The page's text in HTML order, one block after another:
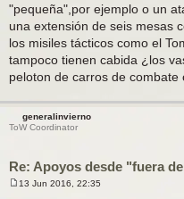
"pequeña",por ejemplo o un
una extensión de seis mesas
los misiles tácticos como el
tampoco tienen cabida ¿los
peloton de carros de
generalinvierno
ToW Coordinator
Re: Apoyos desde "fuera
13 Jun 2016, 22:35